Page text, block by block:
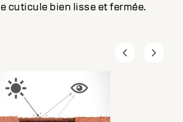
cuticule bien lisse et fermée.